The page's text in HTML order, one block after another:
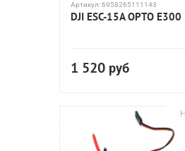
Артикул:6958265111143
DJI ESC-15A OPTO E300
1 520 руб